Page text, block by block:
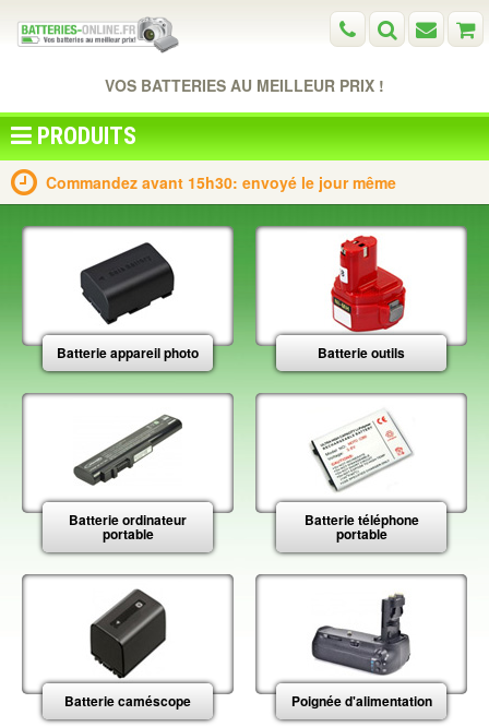
VOS BATTERIES AU MEILLEUR PRIX !
PRODUITS
Commandez avant 15h30: envoyé le jour même
Batterie appareil photo Batterie outils
Batterie ordinateur
portable
Batterie téléphone
portable
Batterie caméscope Poignée d'alimentation